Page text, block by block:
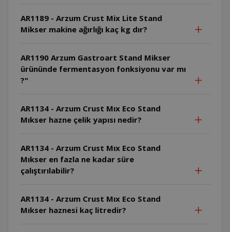
AR1189 - Arzum Crust Mix Lite Stand
Mikser makine ağırlığı kaç kg dır?
AR1190 Arzum Gastroart Stand Mikser
ürününde fermentasyon fonksiyonu var mı
?"
AR1134 - Arzum Crust Mıx Eco Stand
Mıkser hazne çelik yapısı nedir?
AR1134 - Arzum Crust Mıx Eco Stand
Mıkser en fazla ne kadar süre
çalıştırılabilir?
AR1134 - Arzum Crust Mıx Eco Stand
Mıkser haznesi kaç litredir?